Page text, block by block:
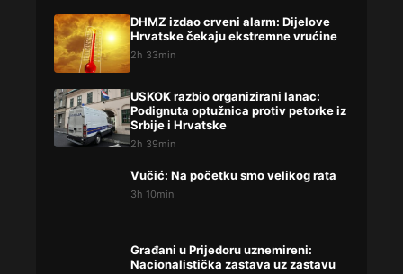
DHMZ izdao crveni alarm: Dijelove
Hrvatske čekaju ekstremne vrućine
2h 33min
USKOK razbio organizirani lanac:
Podignuta optužnica protiv petorke iz
Srbije i Hrvatske
2h 39min
Vučić: Na početku smo velikog rata
3h 10min
Građani u Prijedoru uznemireni:
Nacionalistička zastava uz zastavu